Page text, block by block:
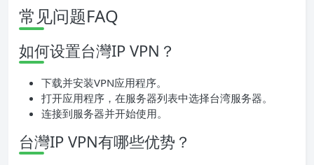
常见问题FAQ
如何设置台灣IP VPN？
下载并安装VPN应用程序。
打开应用程序，在服务器列表中选择台湾服务器。
连接到服务器并开始使用。
台灣IP VPN有哪些优势？